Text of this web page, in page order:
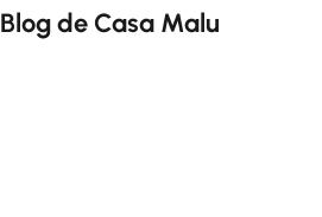
Blog de Casa Malu